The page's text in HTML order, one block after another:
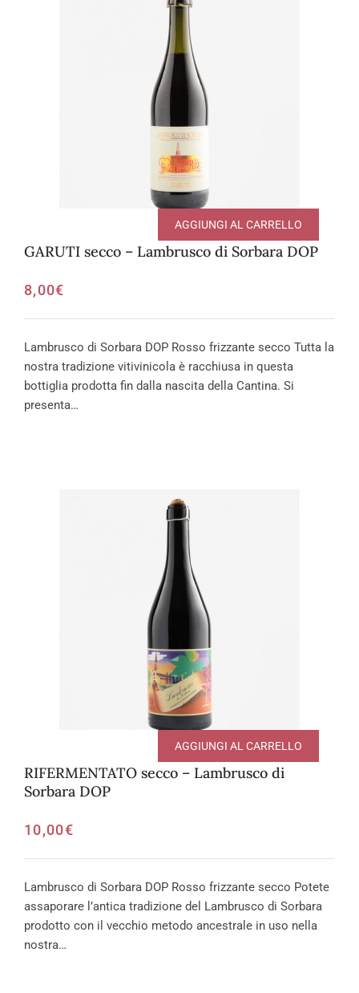
GARUTI secco – Lambrusco di Sorbara DOP
8,00€
AGGIUNGI AL CARRELLO
Lambrusco di Sorbara DOP Rosso frizzante secco Tutta la
nostra tradizione vitivinicola è racchiusa in questa
bottiglia prodotta fin dalla nascita della Cantina. Si
presenta…
RIFERMENTATO secco – Lambrusco di
Sorbara DOP
10,00€
AGGIUNGI AL CARRELLO
Lambrusco di Sorbara DOP Rosso frizzante secco Potete
assaporare l’antica tradizione del Lambrusco di Sorbara
prodotto con il vecchio metodo ancestrale in uso nella
nostra…